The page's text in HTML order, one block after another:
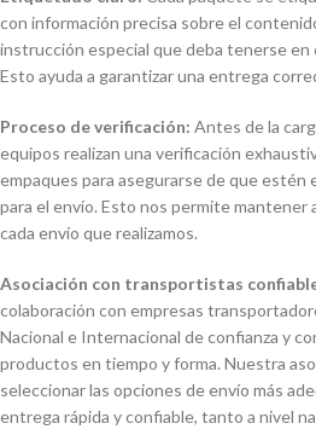
con información precisa sobre el
instrucción especial que deba tenerse
Esto ayuda a garantizar una entrega
Proceso de verificación: Antes de la
equipos realizan una verificación
empaques para asegurarse de que
para el envío. Esto nos permite mantener
cada envío que realizamos.
Asociación con transportistas
colaboración con empresas
Nacional e Internacional de confianza y
productos en tiempo y forma. Nuestra
seleccionar las opciones de envío más
entrega rápida y confiable, tanto a nivel